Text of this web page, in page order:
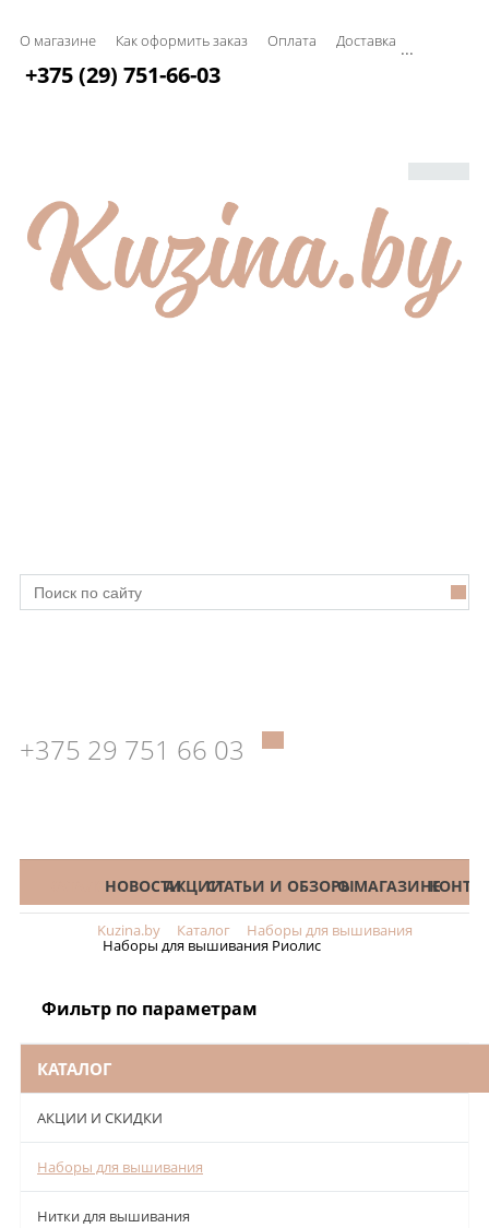
О магазине Как оформить заказ Оплата Доставка ...
+375 (29) 751-66-03
+375 29 751 66 03
КАТАЛОГНОВОСТИАКЦИИСТАТЬИ И ОБЗОРЫО МАГАЗИНЕ
Kuzina.by Каталог Наборы для вышивания
Наборы для вышивания Риолис
Фильтр по параметрам
КАТАЛОГ
АКЦИИ И СКИДКИ
Наборы для вышивания
Нитки для вышивания